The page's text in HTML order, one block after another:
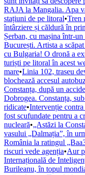
RAJA la Mangalia. Apa
stațiuni de pe litoral•Tren
întârziere și căldură în
Șerban, cu mașina într-
București. Artista a
cu Bulgaria! O dronă a
turiști pe litoral în acest
mare•Linia 102, traseu
blochează accesul
Constanța, după un
Dobrogea. Constanța,
ridicate•Intervenție
fost scufundate pentru a
nucleară•„Astăzi la
vasului „Dalmația”, în
România la ratingul
riscuri vede agenția•Aur
Internațională de
Burileanu, în topul